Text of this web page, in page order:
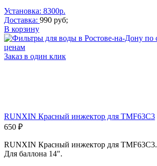
Установка: 8300р.
Доставка: 990 руб;
В корзину
Заказ в один клик
RUNXIN Красный инжектор для TMF63C3
650 ₽
RUNXIN Красный инжектор для TMF63C3.
Для баллона 14".